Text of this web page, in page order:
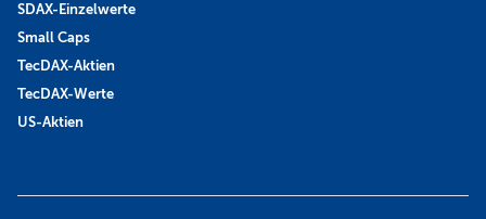
SDAX-Einzelwerte
Small Caps
TecDAX-Aktien
TecDAX-Werte
US-Aktien